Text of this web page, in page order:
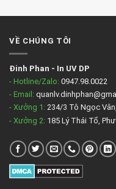
VỀ CHÚNG TÔI
Đinh Phan - In UV DP
- Hotline/Zalo: 0947.98.0022
- Email:
- Xưởng 1: 234/3 Tô Ngọc
- Xưởng 2: 185 Lý Thái Tổ,